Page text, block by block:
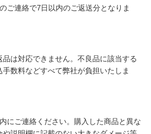
ご連絡で7日以内のご返送分となりま
品は対応できません。不良品に該当する
数料などすべて弊社が負担いたしま
にご連絡ください。購入した商品と異な